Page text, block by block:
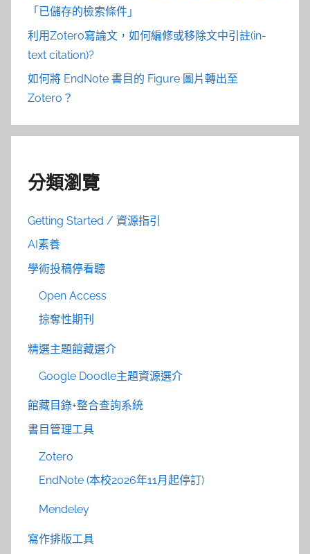
「已儲存的檢索條件」
利用Zotero寫論文，如何編修或移除文中引註(in-
text citation)?
如何將 EndNote 書目的 Figure 圖片轉出至
Zotero？
分類瀏覽
Getting Started / 資源指引
AI素養
學術投稿停看聽
Open Access
掠奪性期刊
精選主題館藏選介
Google Doodle主題資源選介
館藏目錄+整合查詢系統
書目管理工具
Zotero
EndNote (本校2026年11月起停訂)
Mendeley
寫作排版工具